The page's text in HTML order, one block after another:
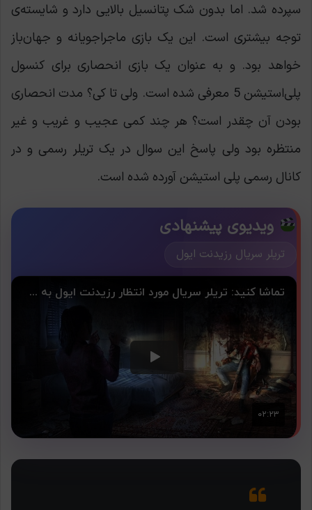
سپرده شد. اما بدون شک پتانسیل بالایی دارد و شایسته‌ی
توجه بیشتری است. این یک بازی ماجراجویانه و جهان‌باز
خواهد بود. و به عنوان یک بازی انحصاری برای کنسول
پلی‌استیشن 5 معرفی شده است. ولی تا کی؟ مدت انحصاری
بودن آن چقدر است؟ هر چند کمی عجیب و غریب و غیر
منتظره بود ولی پاسخ این سوال در یک تریلر رسمی و در
کانال رسمی پلی استیشن آورده شده است.
ویدیوی پیشنهادی
تریلر سریال رزیدنت ایول